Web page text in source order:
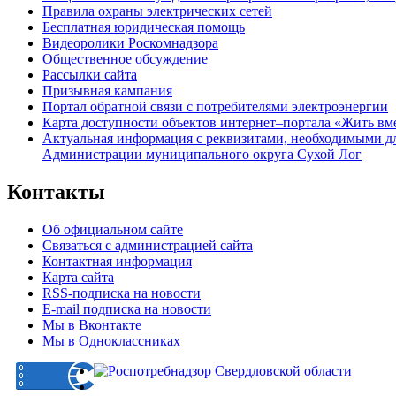
Правила охраны электрических сетей
Бесплатная юридическая помощь
Видеоролики Роскомнадзора
Общественное обсуждение
Рассылки сайта
Призывная кампания
Портал обратной связи с потребителями электроэнергии
Карта доступности объектов интернет–портала «Жить
Актуальная информация с реквизитами, необходимыми
Администрации муниципального округа Сухой Лог
Контакты
Об официальном сайте
Связаться с администрацией сайта
Контактная информация
Карта сайта
RSS-подписка на новости
E-mail подписка на новости
Мы в Вконтакте
Мы в Одноклассниках